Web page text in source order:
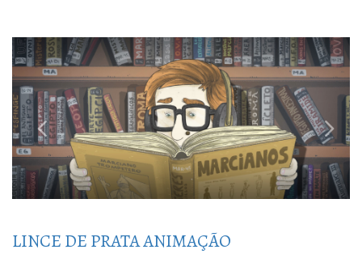
Previous Next
LINCE DE PRATA ANIMAÇÃO